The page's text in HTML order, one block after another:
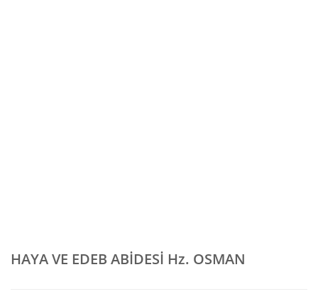
HAYA VE EDEB ABİDESİ Hz. OSMAN